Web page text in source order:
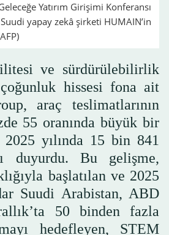
Yatırım Girişimi Konferansı
yapay zekâ şirketi HUMAIN’in
ve sürdürülebilirlik
hissesi fona ait
araç teslimatlarının
55 oranında büyük bir
2025 yılında 15 bin 841
duyurdu. Bu gelişme,
başlatılan ve 2025
Suudi Arabistan, ABD
50 binden fazla
hedefleyen, STEM